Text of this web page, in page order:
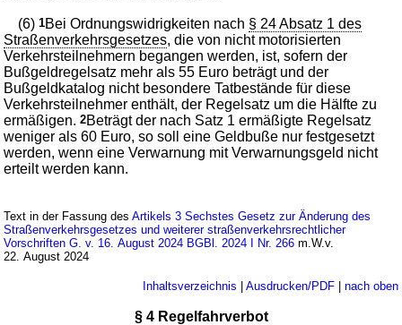
(6)1Bei Ordnungswidrigkeiten nach § 24 Absatz 1 des
Straßenverkehrsgesetzes, die von nicht motorisierten
Verkehrsteilnehmern begangen werden, ist, sofern der
Bußgeldregelsatz mehr als 55 Euro beträgt und der
Bußgeldkatalog nicht besondere Tatbestände für diese
Verkehrsteilnehmer enthält, der Regelsatz um die Hälfte zu
ermäßigen.2Beträgt der nach Satz 1 ermäßigte Regelsatz
weniger als 60 Euro, so soll eine Geldbuße nur festgesetzt
werden, wenn eine Verwarnung mit Verwarnungsgeld nicht
erteilt werden kann.
Text in der Fassung desArtikels 3 Sechstes Gesetz zur Änderung des
Straßenverkehrsgesetzes und weiterer straßenverkehrsrechtlicher
Vorschriften G. v. 16. August 2024 BGBl. 2024 I Nr. 266 m.W.v.
22. August 2024
Inhaltsverzeichnis | Ausdrucken/PDF| nach oben
§ 4 Regelfahrverbot